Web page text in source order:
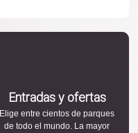
Entradas y ofertas
Elige entre cientos de parques
de todo el mundo. La mayor